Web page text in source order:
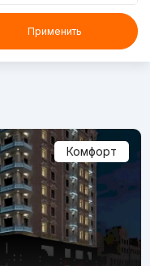
Применить
Комфорт